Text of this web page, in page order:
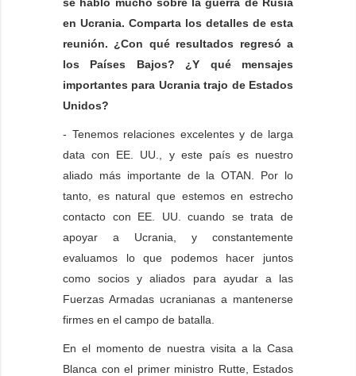
en Ucrania. Comparta los detalles de esta
reunión. ¿Con qué resultados regresó a
los Países Bajos? ¿Y qué mensajes
importantes para Ucrania trajo de Estados
Unidos?
- Tenemos relaciones excelentes y de larga
data con EE. UU., y este país es nuestro
aliado más importante de la OTAN. Por lo
tanto, es natural que estemos en estrecho
contacto con EE. UU. cuando se trata de
apoyar a Ucrania, y constantemente
evaluamos lo que podemos hacer juntos
como socios y aliados para ayudar a las
Fuerzas Armadas ucranianas a mantenerse
firmes en el campo de batalla.
En el momento de nuestra visita a la Casa
Blanca con el primer ministro Rutte, Estados